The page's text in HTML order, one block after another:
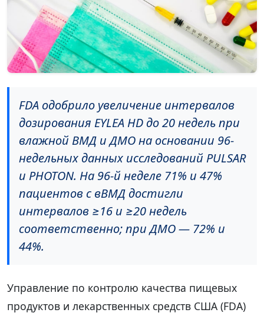
FDA одобрило увеличение интервалов
дозирования EYLEA HD до 20 недель при
влажной ВМД и ДМО на основании 96-
недельных данных исследований PULSAR
и PHOTON. На 96-й неделе 71% и 47%
пациентов с вВМД достигли
интервалов ≥16 и ≥20 недель
соответственно; при ДМО — 72% и
44%.
Управление по контролю качества пищевых
продуктов и лекарственных средств США (FDA)